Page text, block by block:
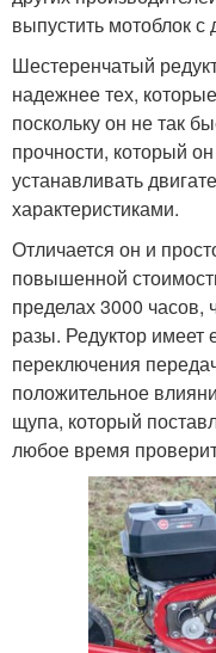
выпустить мотоблок
Шестеренчатый
надежнее тех,
поскольку он не так
прочности, который
устанавливать
характеристиками.
Отличается он и
повышенной
пределах 3000 часов,
разы. Редуктор имеет
переключения
положительное
щупа, который
любое время